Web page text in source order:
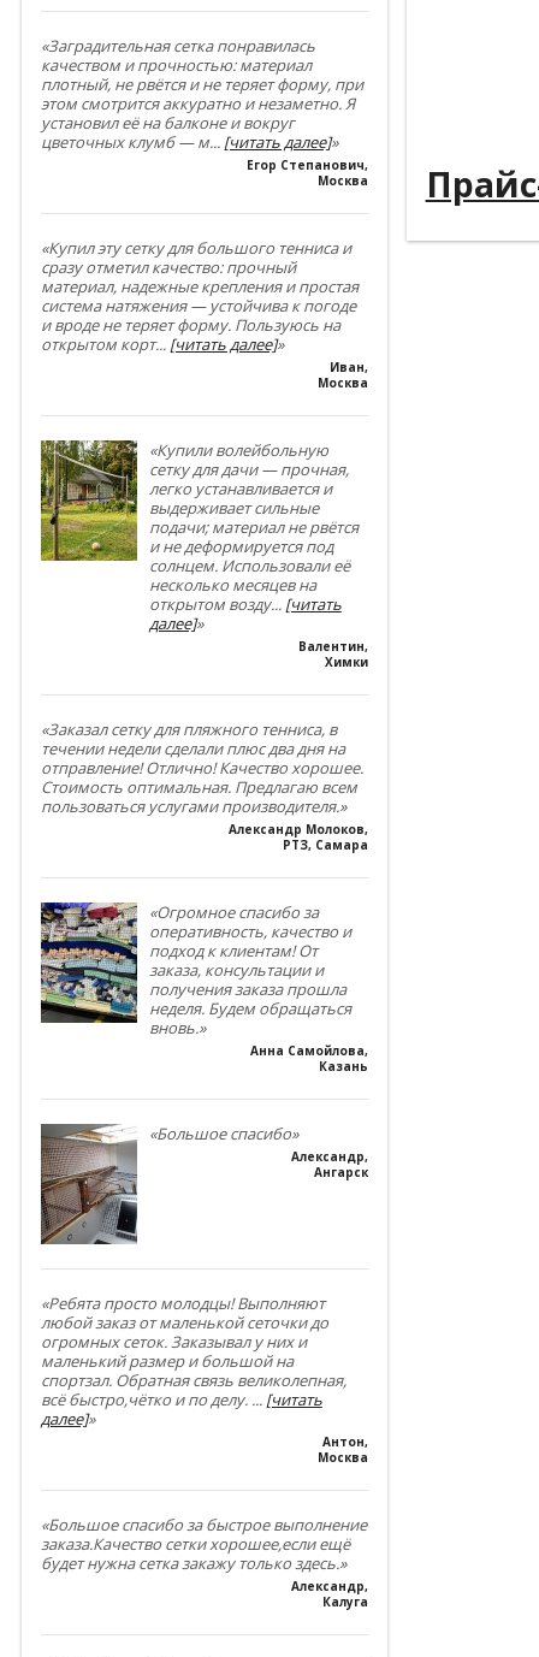
«Заградительная сетка понравилась
качеством и прочностью: материал
плотный, не рвётся и не теряет форму, при
этом смотрится аккуратно и незаметно. Я
установил её на балконе и вокруг
цветочных клумб — м... [читать далее]»
Егор Степанович,
Москва
«Купил эту сетку для большого тенниса и
сразу отметил качество: прочный
материал, надежные крепления и простая
система натяжения — устойчива к погоде
и вроде не теряет форму. Пользуюсь на
открытом корт... [читать далее]»
Иван,
Москва
«Купили волейбольную
сетку для дачи — прочная,
легко устанавливается и
выдерживает сильные
подачи; материал не рвётся
и не деформируется под
солнцем. Использовали её
несколько месяцев на
открытом возду... [читать
далее]»
Валентин,
Химки
«Заказал сетку для пляжного тенниса, в
течении недели сделали плюс два дня на
отправление! Отлично! Качество хорошее.
Стоимость оптимальная. Предлагаю всем
пользоваться услугами производителя.»
Александр Молоков,
РТЗ, Самара
«Огромное спасибо за
оперативность, качество и
подход к клиентам! От
заказа, консультации и
получения заказа прошла
неделя. Будем обращаться
вновь.»
Анна Самойлова,
Казань
«Большое спасибо»
Александр,
Ангарск
«Ребята просто молодцы! Выполняют
любой заказ от маленькой сеточки до
огромных сеток. Заказывал у них и
маленький размер и большой на
спортзал. Обратная связь великолепная,
всё быстро,чётко и по делу. ... [читать
далее]»
Антон,
Москва
«Большое спасибо за быстрое выполнение
заказа.Качество сетки хорошее,если ещё
будет нужна сетка закажу только здесь.»
Александр,
Калуга